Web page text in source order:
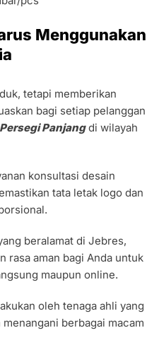
Menggunakan
tetapi memberikan
bagi setiap pelanggan
Panjangdi wilayah
konsultasi desain
tata letak logo dan
beralamat di Jebres,
rasa aman bagi Anda untuk
maupun online.
oleh tenaga ahli yang
berbagai macam